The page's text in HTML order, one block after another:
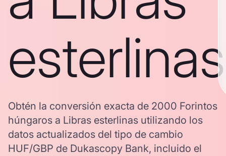
esterlinas
Obtén la conversión exacta de 2000 Forintos
húngaros a Libras esterlinas utilizando los
datos actualizados del tipo de cambio
HUF/GBP de Dukascopy Bank, incluido el